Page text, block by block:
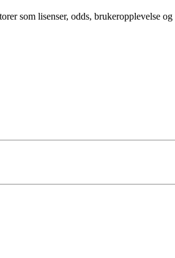
som lisenser, odds, brukeropplevelse